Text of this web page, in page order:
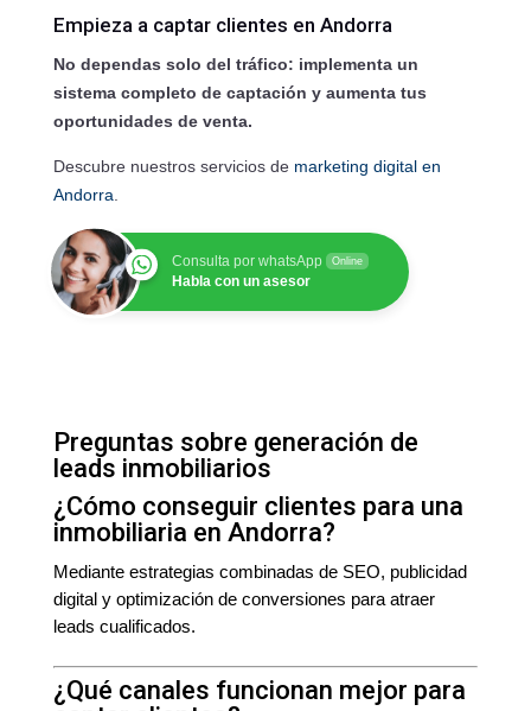
Empieza a captar clientes en Andorra
No dependas solo del tráfico: implementa un
sistema completo de captación y aumenta tus
oportunidades de venta.
Descubre nuestros servicios de marketing digital en
Andorra
Consulta por whatsApp Online
Habla con un asesor
Preguntas sobre generación de
leads inmobiliarios
¿Cómo conseguir clientes para una
inmobiliaria en Andorra?
Mediante estrategias combinadas de SEO, publicidad
digital y optimización de conversiones para atraer
leads cualificados.
¿Qué canales funcionan mejor para